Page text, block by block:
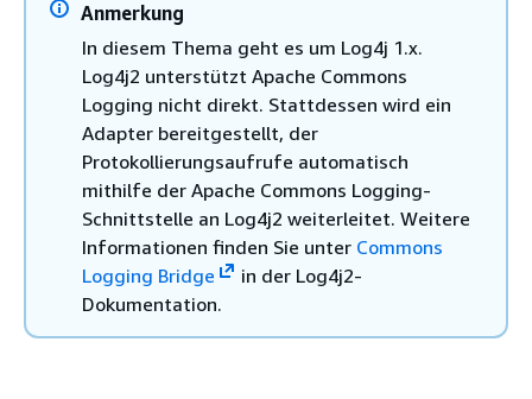
Anmerkung
In diesem Thema geht es um Log4j 1.x.
Log4j2 unterstützt Apache Commons
Logging nicht direkt. Stattdessen wird ein
Adapter bereitgestellt, der
Protokollierungsaufrufe automatisch
mithilfe der Apache Commons Logging-
Schnittstelle an Log4j2 weiterleitet. Weitere
Informationen finden Sie unter Commons
Logging Bridge
in der Log4j2-
Dokumentation.